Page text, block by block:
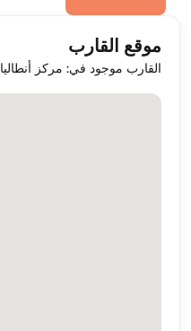
موقع القارب
القارب موجود في: مركز أنطاليا